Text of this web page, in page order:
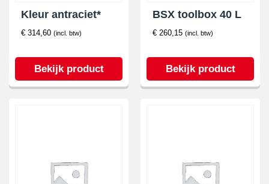
Kleur antraciet*
€ 314,60 (incl. btw)
Bekijk product
BSX toolbox 40 L
€ 260,15 (incl. btw)
Bekijk product